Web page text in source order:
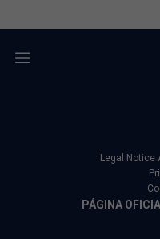
Legal Notice
PÁGINA